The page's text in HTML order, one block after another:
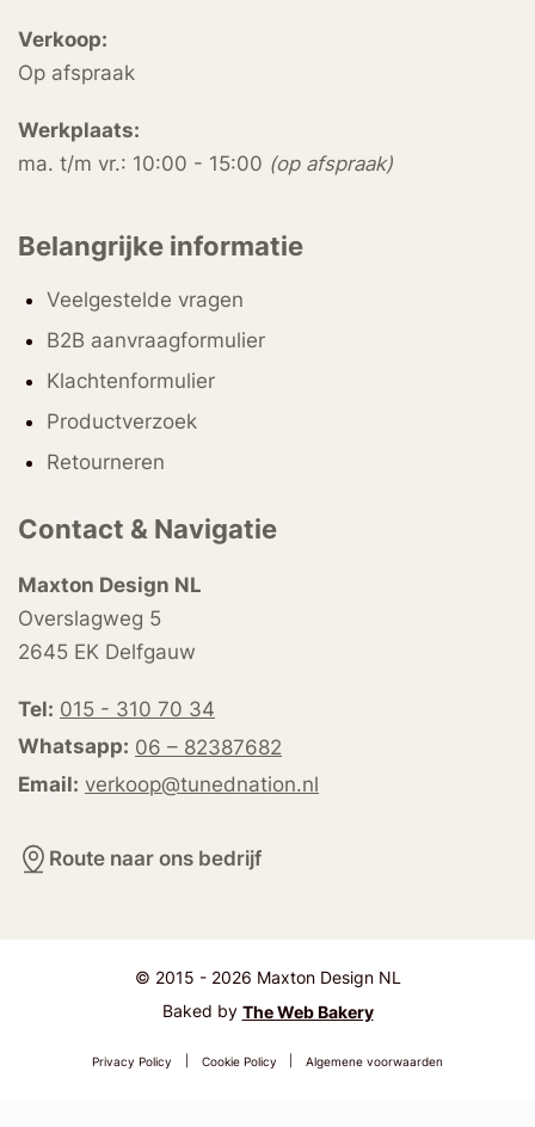
Verkoop:
Op afspraak
Werkplaats:
ma. t/m vr.: 10:00 - 15:00 (op afspraak)
Belangrijke informatie
Veelgestelde vragen
B2B aanvraagformulier
Klachtenformulier
Productverzoek
Retourneren
Contact & Navigatie
Maxton Design NL
Overslagweg 5
2645 EK Delfgauw
Tel: 015 - 310 70 34
Whatsapp: 06 – 82387682
Email: verkoop@tunednation.nl
Route naar ons bedrijf
© 2015 - 2026 Maxton Design NL
Baked by The Web Bakery
Privacy Policy Cookie Policy Algemene voorwaarden